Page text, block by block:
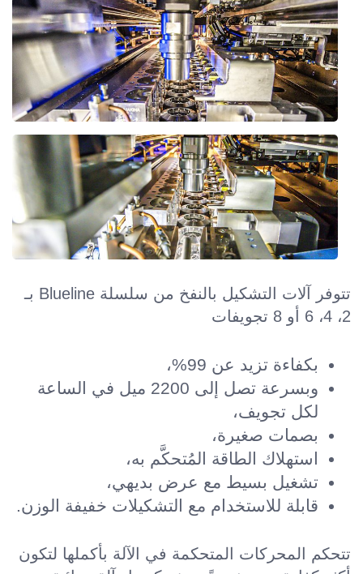
تتوفر آلات التشكيل بالنفخ من سلسلة Blueline بـ
2، 4، 6 أو 8 تجويفات
بكفاءة تزيد عن 99%،
وبسرعة تصل إلى 2200 ميل في الساعة
لكل تجويف،
بصمات صغيرة،
استهلاك الطاقة المُتحكَّم به،
تشغيل بسيط مع عرض بديهي،
قابلة للاستخدام مع التشكيلات خفيفة الوزن.
تتحكم المحركات المتحكمة في الآلة بأكملها لتكون